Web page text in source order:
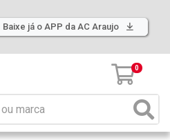
Baixe já o APP da AC Araujo
0